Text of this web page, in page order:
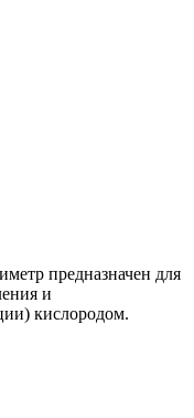
предназначен для
и
кислородом.